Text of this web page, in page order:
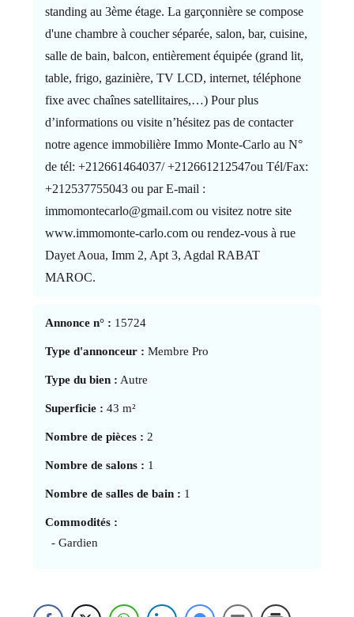
standing au 3ème étage. La garçonnière se compose
d'une chambre à coucher séparée, salon, bar, cuisine,
salle de bain, balcon, entièrement équipée (grand lit,
table, frigo, gazinière, TV LCD, internet, téléphone
fixe avec chaînes satellitaires,…) Pour plus
d’informations ou visite n’hésitez pas de contacter
notre agence immobilière Immo Monte-Carlo au N°
de tél: +212661464037/ +212661212547ou Tél/Fax:
+212537755043 ou par E-mail :
immomontecarlo@gmail.com ou visitez notre site
www.immomonte-carlo.com ou rendez-vous à rue
Dayet Aoua, Imm 2, Apt 3, Agdal RABAT
MAROC.
Annonce n° : 15724
Type d'annonceur : Membre Pro
Type du bien : Autre
Superficie : 43 m²
Nombre de pièces : 2
Nombre de salons : 1
Nombre de salles de bain : 1
Commodités :
- Gardien